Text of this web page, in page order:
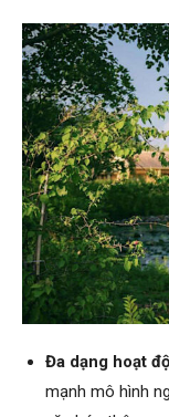
Đa dạng hoạt
mạnh mô hình